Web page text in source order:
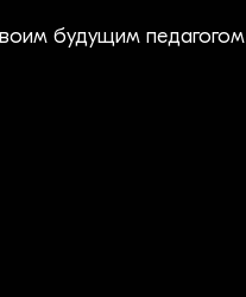
будущим педагогом